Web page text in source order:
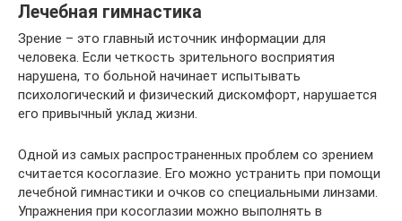
Лечебная гимнастика
Зрение – это главный источник информации для
человека. Если четкость зрительного восприятия
нарушена, то больной начинает испытывать
психологический и физический дискомфорт, нарушается
его привычный уклад жизни.
Одной из самых распространенных проблем со зрением
считается косоглазие. Его можно устранить при помощи
лечебной гимнастики и очков со специальными линзами.
Упражнения при косоглазии можно выполнять в